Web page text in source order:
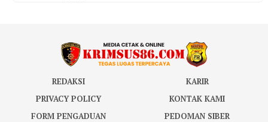
REDAKSI
KARIR
PRIVACY POLICY
KONTAK KAMI
FORM PENGADUAN
PEDOMAN SIBER